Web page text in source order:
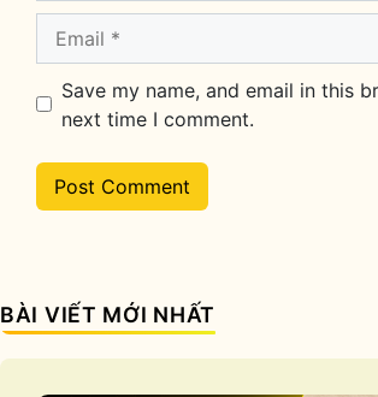
Email
Save my name, and email in this
next time I comment.
BÀI VIẾT MỚI NHẤT